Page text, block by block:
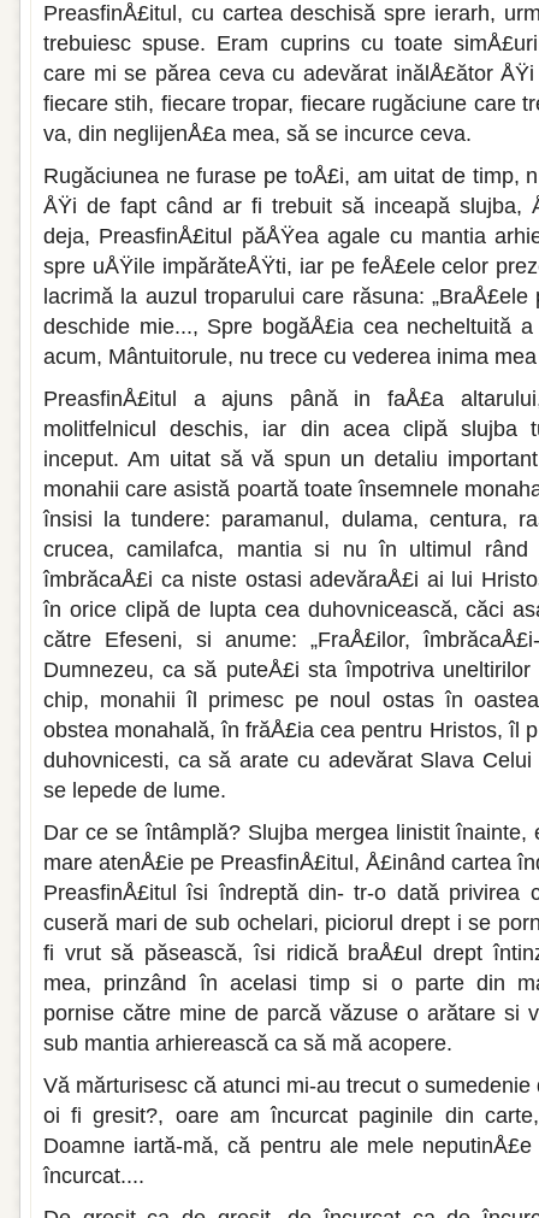
PreasfinÅ£itul, cu cartea deschisă spre ierarh,
trebuiesc spuse. Eram cuprins cu toate
care mi se pă­rea ceva cu adevărat inălÅ£ător
fiecare stih, fiecare tropar, fie­care rugăciune care
va, din neglijenÅ£a mea, să se incurce ceva.
Rugăciunea ne furase pe toÅ£i, am uitat de timp,
ÅŸi de fapt când ar fi trebuit să inceapă slujba,
deja, PreasfinÅ£itul păÅŸea agale cu mantia
spre uÅŸile impărăteÅŸti, iar pe feÅ£ele celor
lacrimă la auzul troparului care răsuna:
deschi­de mie..., Spre bogăÅ£ia cea necheltuită
acum, Mântuitorule, nu trece cu vederea inima
PreasfinÅ£itul a ajuns până in faÅ£a
molitfelnicul deschis, iar din acea clipă slujba
inceput. Am uitat să vă spun un detaliu
monahii care asistă poartă toate însemnele
însisi la tundere: paramanul, dulama, centura,
crucea, camilafca, mantia si nu în ulti­mul rând
îmbrăcaÅ£i ca niste ostasi adevăraÅ£i ai lui
în orice clipă de lupta cea du­hovnicească, căci
către Efeseni, si anume: „FraÅ£ilor,
Dumnezeu, ca să puteÅ£i sta împotriva
chip, monahii îl primesc pe noul ostas în
obstea monahală, în frăÅ£ia cea pentru Hristos, îl
duhovnicesti, ca să arate cu adevă­rat Slava
se le­pede de lume.
Dar ce se întâmplă? Slujba mergea linistit
mare atenÅ£ie pe PreasfinÅ£itul, Å£inând cartea
PreasfinÅ£itul îsi îndreptă din- tr-o dată
cuseră mari de sub ochelari, piciorul drept i se
fi vrut să păsească, îsi ridică braÅ£ul drept
mea, prinzând în acelasi timp si o parte din
pornise către mine de parcă văzuse o ară­tare si
sub mantia arhierească ca să mă acopere.
Vă mărturisesc că atunci mi-au trecut o
oi fi gresit?, oare am încurcat paginile din
Doamne iartă-mă, că pentru ale mele
încurcat....